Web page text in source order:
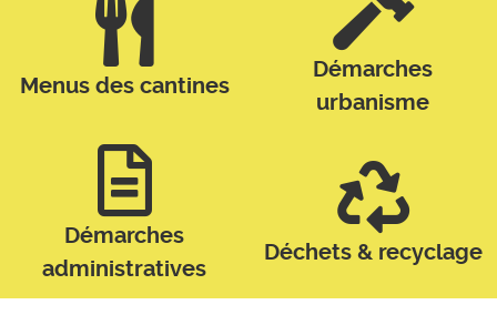
Menus des cantines
Démarches
urbanisme
Démarches
administratives
Déchets & recyclage